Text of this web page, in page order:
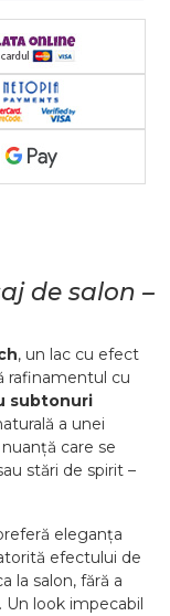
de salon –
, un lac cu efect
rafinamentul cu
subtonuri
a unei
care se
stări de spirit –
eleganța
efectului de
la salon, fără a
Un look impecabil